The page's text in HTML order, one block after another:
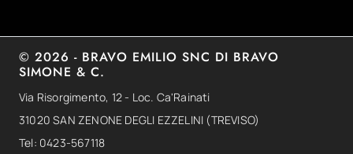
© 2026 - BRAVO EMILIO SNC DI BRAVO
SIMONE & C.
Via Risorgimento, 12 - Loc. Ca'Rainati
31020 SAN ZENONE DEGLI EZZELINI (TREVISO)
Tel: 0423-567118